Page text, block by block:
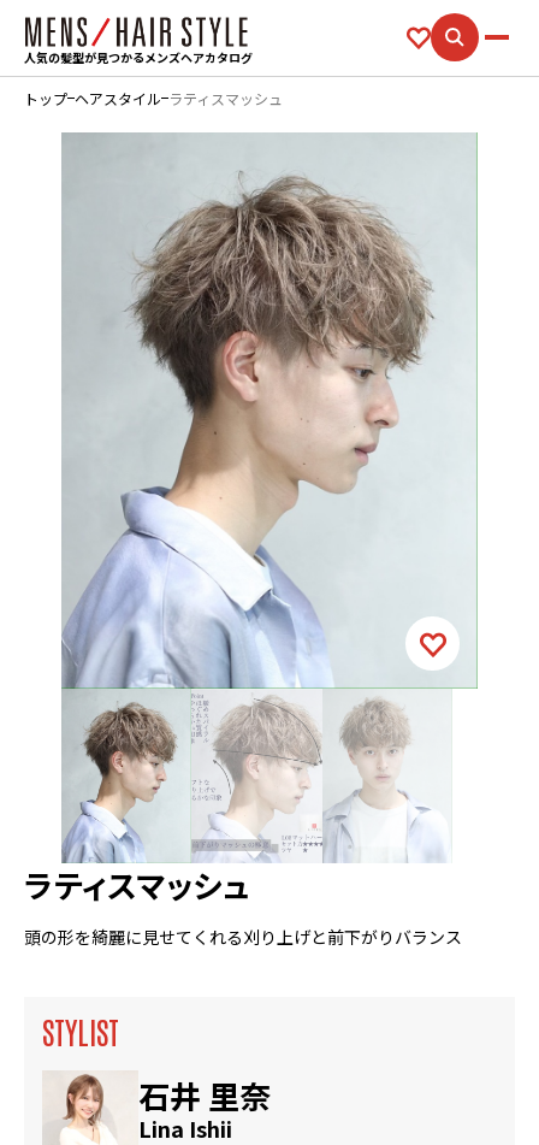
人気の髪型が見つかるメンズヘアカタログ
トップ ヘアスタイル ラティスマッシュ
ラティスマッシュ
頭の形を綺麗に見せてくれる刈り上げと前下がりバランス
STYLIST
石井 里奈
Lina Ishii